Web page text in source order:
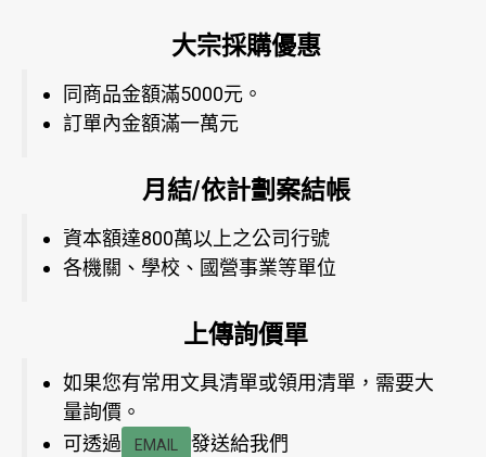
大宗採購優惠
同商品金額滿5000元。
訂單內金額滿一萬元
月結/依計劃案結帳
資本額達800萬以上之公司行號
各機關、學校、國營事業等單位
上傳詢價單
如果您有常用文具清單或領用清單，需要大
量詢價。
可透過
EMAIL
發送給我們